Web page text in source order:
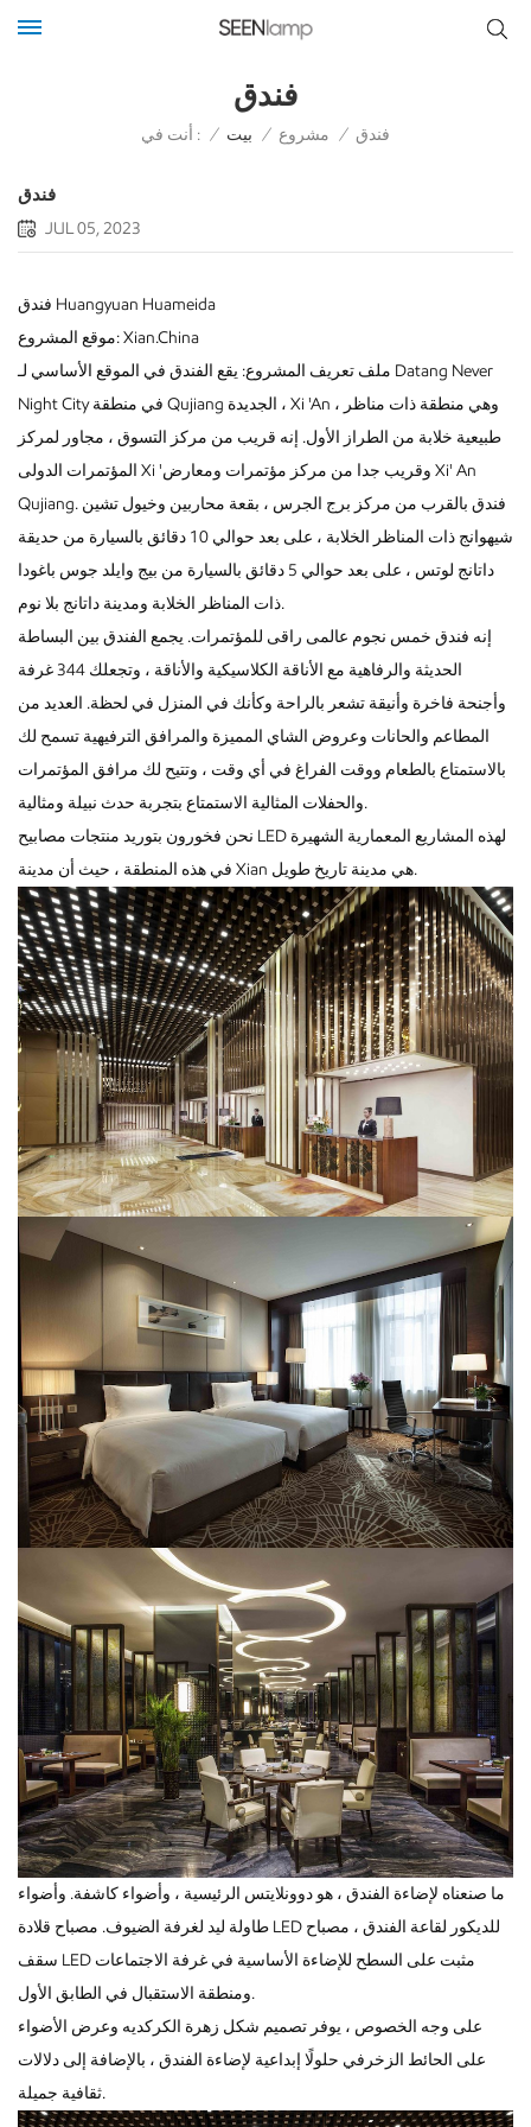
فندق
أنت في : / بيت / مشروع / فندق
فندق
JUL 05, 2023
فندق Huangyuan Huameida
موقع المشروع: Xian.China
ملف تعريف المشروع: يقع الفندق في الموقع الأساسي لـ Datang Never
Night City في منطقة Qujiang الجديدة ، Xi 'An ، وهي منطقة ذات مناظر
طبيعية خلابة من الطراز الأول. إنه قريب من مركز التسوق ، مجاور لمركز
المؤتمرات الدولى Xi 'وقريب جدا من مركز مؤتمرات ومعارض Xi' An
Qujiang. فندق بالقرب من مركز برج الجرس ، بقعة محاربين وخيول تشين
شيهوانج ذات المناظر الخلابة ، على بعد حوالي 10 دقائق بالسيارة من حديقة
داتانج لوتس ، على بعد حوالي 5 دقائق بالسيارة من بيج وايلد جوس باغودا
ذات المناظر الخلابة ومدينة داتانج بلا نوم.
إنه فندق خمس نجوم عالمى راقى للمؤتمرات. يجمع الفندق بين البساطة
الحديثة والرفاهية مع الأناقة الكلاسيكية والأناقة ، وتجعلك 344 غرفة
وأجنحة فاخرة وأنيقة تشعر بالراحة وكأنك في المنزل في لحظة. العديد من
المطاعم والحانات وعروض الشاي المميزة والمرافق الترفيهية تسمح لك
بالاستمتاع بالطعام ووقت الفراغ في أي وقت ، وتتيح لك مرافق المؤتمرات
والحفلات المثالية الاستمتاع بتجربة حدث نبيلة ومثالية.
نحن فخورون بتوريد منتجات مصابيح LED لهذه المشاريع المعمارية الشهيرة
في هذه المنطقة ، حيث أن مدينة Xian هي مدينة تاريخ طويل.
ما صنعناه لإضاءة الفندق ، هو دوونلايتس الرئيسية ، وأضواء كاشفة. وأضواء
طاولة ليد لغرفة الضيوف. مصباح قلادة LED للديكور لقاعة الفندق ، مصباح
سقف LED مثبت على السطح للإضاءة الأساسية في غرفة الاجتماعات
ومنطقة الاستقبال في الطابق الأول.
على وجه الخصوص ، يوفر تصميم شكل زهرة الكركديه وعرض الأضواء
على الحائط الزخرفي حلولًا إبداعية لإضاءة الفندق ، بالإضافة إلى دلالات
ثقافية جميلة.